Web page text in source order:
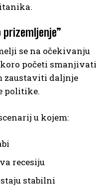
se na očekivanju
početi smanjivati
zaustaviti daljnje
politike.
u kojem:
recesiju
stabilni